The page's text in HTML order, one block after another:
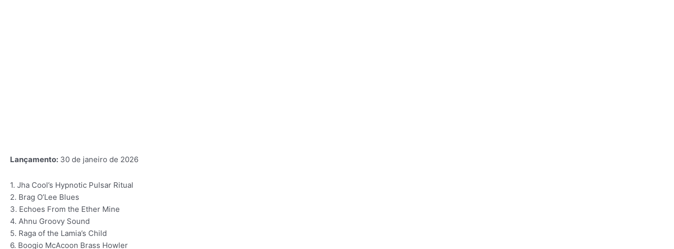
Lançamento: 30 de janeiro de 2026
1. Jha Cool’s Hypnotic Pulsar Ritual
2. Brag O’Lee Blues
3. Echoes From the Ether Mine
4. Ahnu Groovy Sound
5. Raga of the Lamia’s Child
6. Boogio McAcoon Brass Howler